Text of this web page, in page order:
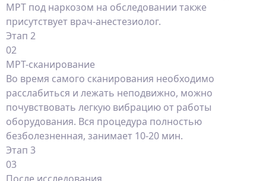
МРТ под наркозом на обследовании также
присутствует врач-анестезиолог.
Этап 2
02
МРТ-сканирование
Во время самого сканирования необходимо
расслабиться и лежать неподвижно, можно
почувствовать легкую вибрацию от работы
оборудования. Вся процедура полностью
безболезненная, занимает 10-20 мин.
Этап 3
03